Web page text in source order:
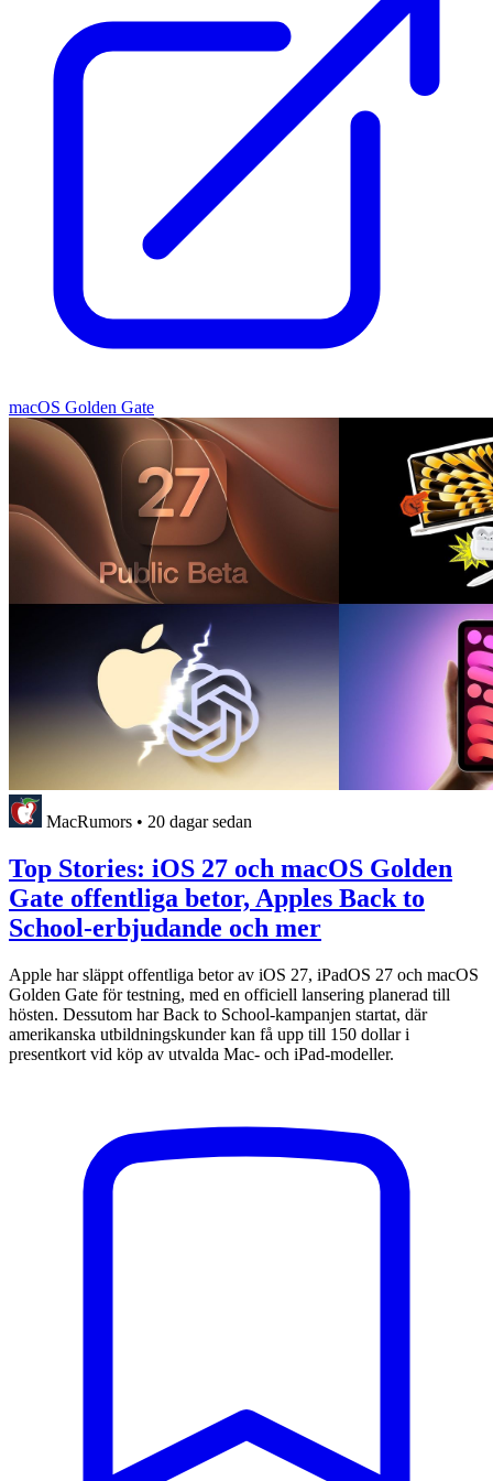
macOS Golden Gate
MacRumors • 20 dagar sedan
Top Stories: iOS 27 och macOS Golden
Gate offentliga betor, Apples Back to
School-erbjudande och mer
Apple har släppt offentliga betor av iOS 27, iPadOS 27 och macOS
Golden Gate för testning, med en officiell lansering planerad till
hösten. Dessutom har Back to School-kampanjen startat, där
amerikanska utbildningskunder kan få upp till 150 dollar i
presentkort vid köp av utvalda Mac- och iPad-modeller.